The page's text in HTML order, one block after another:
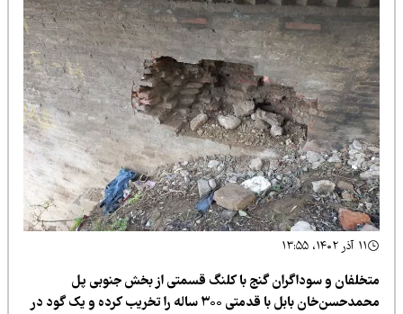
و سوداگران گنج با کلنگ قسمتی از بخش جنوبی پل
محمدحسن‌خان بابل با قدمتی ۳۰۰ ساله را تخریب کرده و یک گود در